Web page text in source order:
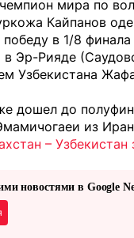
мира по
Кайпанов
в 1/8
в Эр-Рияде
Узбекистана
дошел до
из
– Узбекистан
новостями в Google